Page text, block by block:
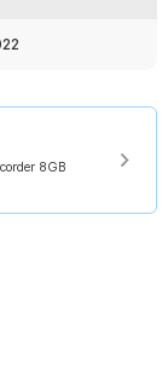
8GB